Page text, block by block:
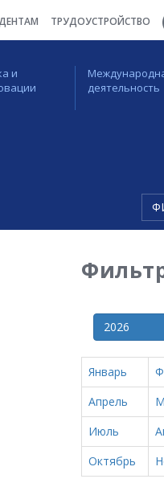
ТРУДОУСТРОЙСТВО
и
деятельность
2026
Январь
Апрель
Июль
Октябрь